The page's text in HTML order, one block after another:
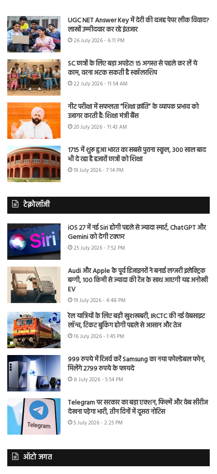
UGC NET Answer Key में देरी की वजह पेपर लीक विवाद?
लाखों उम्मीदवार कर रहे इंतजार
26 July 2026 - 6:11 PM
SC छात्रों के लिए बड़ा अपडेट! 15 अगस्त से पहले कर लें ये
काम, वरना अटक सकती है स्कॉलरशिप
22 July 2026 - 11:54 AM
नीट परीक्षा में सफलता “शिक्षा क्रांति” के व्यापक प्रभाव को
उजागर करती है: शिक्षा मंत्री बैंस
20 July 2026 - 11:43 AM
1715 में शुरू हुआ भारत का सबसे पुराना स्कूल, 300 साल बाद
भी दे रहा है हजारों छात्रों को शिक्षा
19 July 2026 - 7:14 PM
टेक्नोलॉजी
iOS 27 में नई Siri होगी पहले से ज्यादा स्मार्ट, ChatGPT और
Gemini को देगी टक्कर
25 July 2026 - 7:52 PM
Audi और Apple के पूर्व डिजाइनरों ने बनाई लग्जरी इलेक्ट्रिक
बग्गी, 100 किमी से ज्यादा की रेंज के साथ आएगी यह अनोखी
EV
19 July 2026 - 4:48 PM
रेल यात्रियों के लिए बड़ी खुशखबरी, IRCTC की नई वेबसाइट
लॉन्च, टिकट बुकिंग होगी पहले से आसान और तेज
16 July 2026 - 1:45 PM
999 रुपये में रिजर्व करें Samsung का नया फोल्डेबल फोन,
मिलेंगे 2799 रुपये के फायदे
8 July 2026 - 5:54 PM
Telegram पर सरकार का बड़ा एक्शन, फिल्में और वेब सीरीज
देखना पड़ेगा भारी, तीन दिनों में दूसरा नोटिस
5 July 2026 - 2:25 PM
ऑटो जगत